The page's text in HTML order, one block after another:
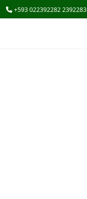
+593 022392282 2392283